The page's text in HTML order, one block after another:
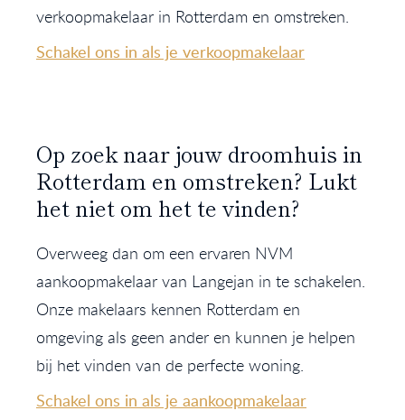
verkoopmakelaar in Rotterdam en omstreken.
Schakel ons in als je verkoopmakelaar
Op zoek naar jouw droomhuis in
Rotterdam en omstreken? Lukt
het niet om het te vinden?
Overweeg dan om een ervaren NVM
aankoopmakelaar van Langejan in te schakelen.
Onze makelaars kennen Rotterdam en
omgeving als geen ander en kunnen je helpen
bij het vinden van de perfecte woning.
Schakel ons in als je aankoopmakelaar